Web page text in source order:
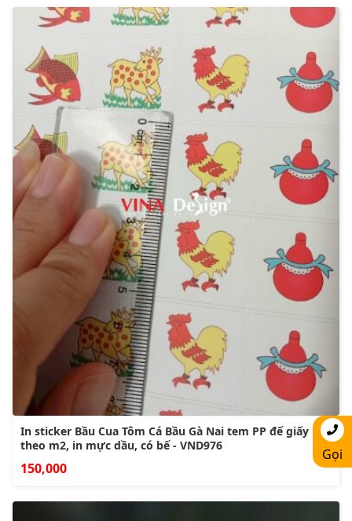
In sticker Bầu Cua Tôm Cá Bầu Gà Nai tem PP đế giấy
theo m2, in mực dầu, có bế - VND976
150,000
Gọi